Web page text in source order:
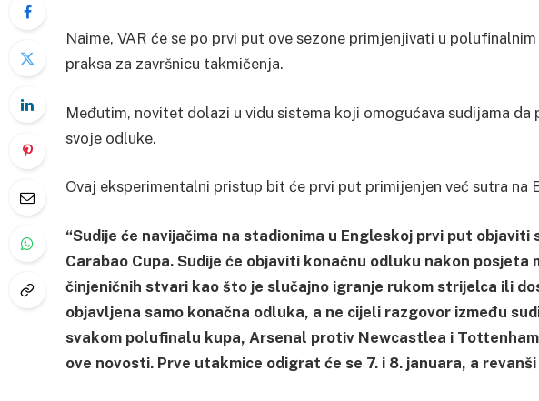
Naime, VAR će se po prvi put ove sezone primjenjivati u
praksa za završnicu takmičenja.
Međutim, novitet dolazi u vidu sistema koji omogućava sudijama
svoje odluke.
Ovaj eksperimentalni pristup bit će prvi put primijenjen već sutra na
“Sudije će navijačima na stadionima u Engleskoj prvi put
Carabao Cupa. Sudije će objaviti konačnu odluku nakon
činjeničnih stvari kao što je slučajno igranje rukom strijelca ili
objavljena samo konačna odluka, a ne cijeli razgovor između
svakom polufinalu kupa, Arsenal protiv Newcastlea i
ove novosti. Prve utakmice odigrat će se 7. i 8. januara, a